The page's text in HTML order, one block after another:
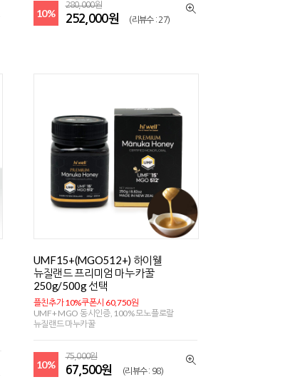
10%
280,000원
252,000원 (리뷰수 : 27)
UMF15+(MGO512+) 하이웰
뉴질랜드 프리미엄 마누카꿀
250g/500g 선택
플친추가 10%쿠폰시 60,750원
UMF+ MGO 동시인증, 100% 모노플로랄
뉴질랜드 마누카꿀
10%
75,000원
67,500원 (리뷰수 : 98)